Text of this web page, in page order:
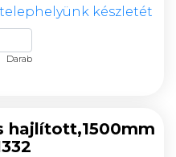
készletét
Darab
hajlított,1500mm